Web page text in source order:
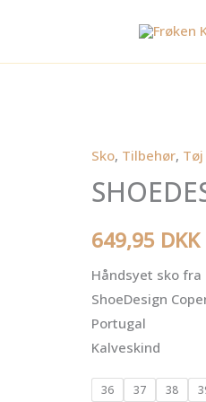
Sko, Tilbehør, Tøj
649,95 DKK
Håndsyet sko
ShoeDesign
Portugal
Kalveskind
36 37 38
SHOEDESIGN
Slippers